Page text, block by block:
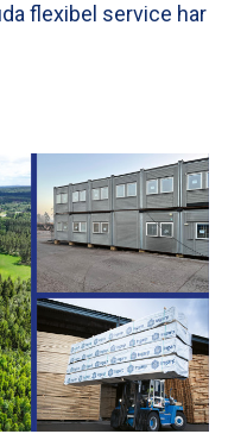
flexibel service har